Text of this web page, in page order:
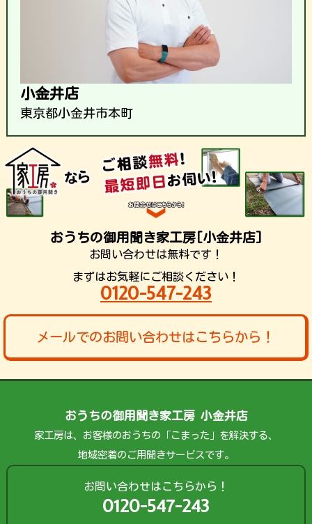
小金井店
東京都小金井市本町
おうちの御用聞き家工房[小金井店]
お問い合わせは無料です！
まずはお気軽にご相談ください！
0120-547-243
メールでのお問い合わせはこちらから！
おうちの御用聞き家工房 小金井店
家工房は、お客様のおうちの「こまった」を解決する、
地域密着のご用聞きサービスです。
お問い合わせはこちらから！
0120-547-243